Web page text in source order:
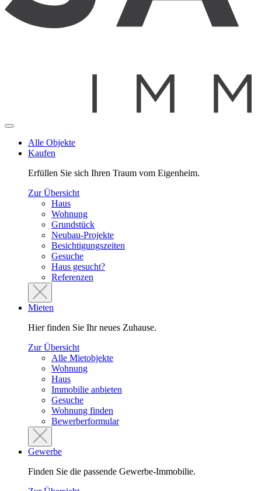
Alle Objekte
Kaufen
Erfüllen Sie sich Ihren Traum vom Eigenheim.
Zur Übersicht
Haus
Wohnung
Grundstück
Neubau-Projekte
Besichtigungszeiten
Gesuche
Haus gesucht?
Referenzen
Mieten
Hier finden Sie Ihr neues Zuhause.
Zur Übersicht
Alle Mietobjekte
Wohnung
Haus
Immobilie anbieten
Gesuche
Wohnung finden
Bewerberformular
Gewerbe
Finden Sie die passende Gewerbe-Immobilie.